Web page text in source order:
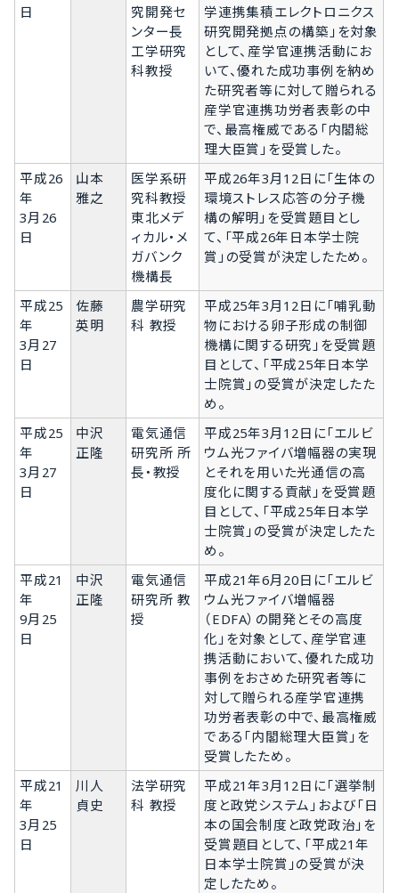
日
究開発セ
ンター長
工学研究
科教授
学連携集積エレクトロニクス
研究開発拠点の構築」を対象
として、産学官連携活動にお
いて、優れた成功事例を納め
た研究者等に対して贈られる
産学官連携功労者表彰の中
で、最高権威である「内閣総
理大臣賞」を受賞した。
平成26
年
3月26
日
山本
雅之
医学系研
究科教授
東北メデ
ィカル・メ
ガバンク
機構長
平成26年3月12日に「生体の
環境ストレス応答の分子機
構の解明」を受賞題目とし
て、「平成26年日本学士院
賞」の受賞が決定したため。
平成25
年
3月27
日
佐藤
英明
農学研究
科 教授
平成25年3月12日に「哺乳動
物における卵子形成の制御
機構に関する研究」を受賞題
目として、「平成25年日本学
士院賞」の受賞が決定したた
め。
平成25
年
3月27
日
中沢
正隆
電気通信
研究所 所
長・教授
平成25年3月12日に「エルビ
ウム光ファイバ増幅器の実現
とそれを用いた光通信の高
度化に関する貢献」を受賞題
目として、「平成25年日本学
士院賞」の受賞が決定したた
め。
平成21
年
9月25
日
中沢
正隆
電気通信
研究所 教
授
平成21年6月20日に「エルビ
ウム光ファイバ増幅器
（EDFA）の開発とその高度
化」を対象として、産学官連
携活動において、優れた成功
事例をおさめた研究者等に
対して贈られる産学官連携
功労者表彰の中で、最高権威
である「内閣総理大臣賞」を
受賞したため。
平成21
年
3月25
日
川人
貞史
法学研究
科 教授
平成21年3月12日に「選挙制
度と政党システム」および「日
本の国会制度と政党政治」を
受賞題目として、「平成21年
日本学士院賞」の受賞が決
定したため。